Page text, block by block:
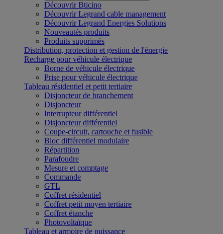
Découvrir Bticino
Découvrir Legrand cable management
Découvrir Legrand Energies Solutions
Nouveautés produits
Produits supprimés
Distribution, protection et gestion de l'énergie
Recharge pour véhicule électrique
Borne de véhicule électrique
Prise pour véhicule électrique
Tableau résidentiel et petit tertiaire
Disjoncteur de branchement
Disjoncteur
Interrupteur différentiel
Disjoncteur différentiel
Coupe-circuit, cartouche et fusible
Bloc différentiel modulaire
Répartition
Parafoudre
Mesure et comptage
Commande
GTL
Coffret résidentiel
Coffret petit moyen tertiaire
Coffret étanche
Photovoltaïque
Tableau et armoire de puissance